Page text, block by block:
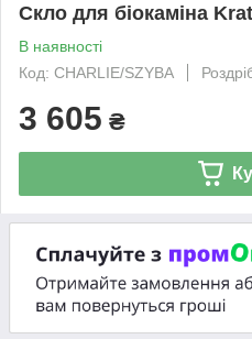
Скло для біокаміна
В наявності
Код: CHARLIE/SZYBA
3 605 ₴